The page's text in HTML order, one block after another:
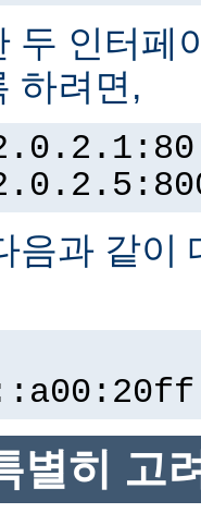
두 인터페
하려면,
음과 같이
별히 고